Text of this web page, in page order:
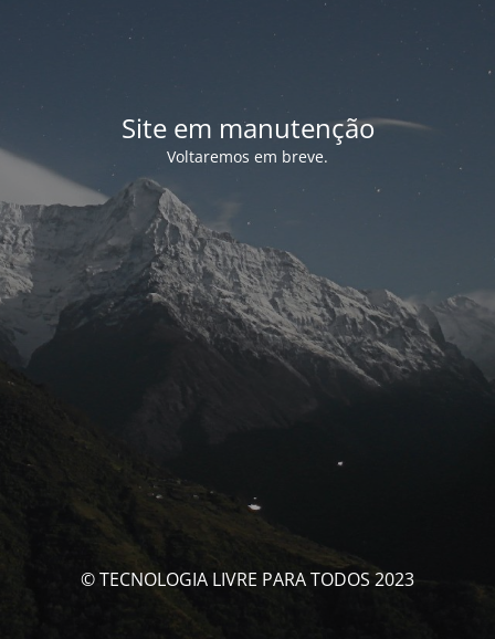
Site em manutenção
Voltaremos em breve.
© TECNOLOGIA LIVRE PARA TODOS 2023